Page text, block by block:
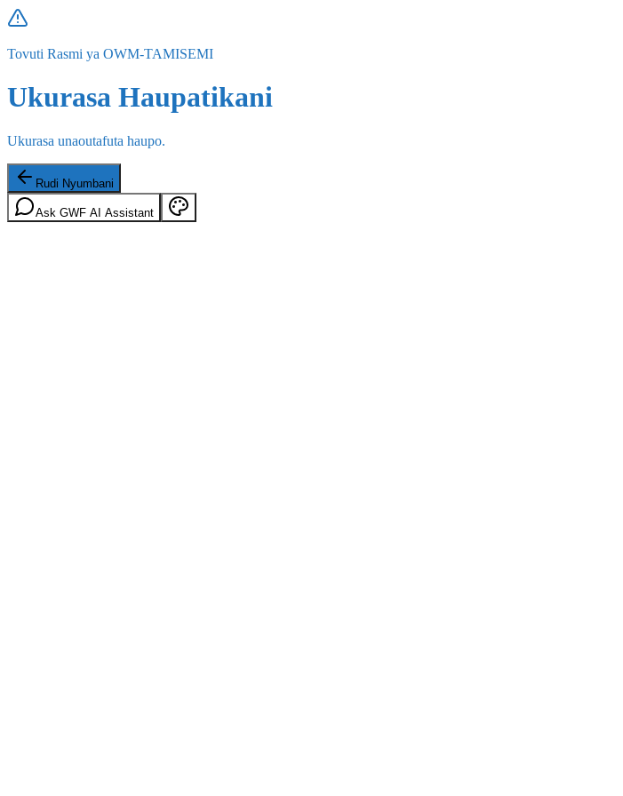
Tovuti Rasmi ya OWM-TAMISEMI
Ukurasa Haupatikani
Ukurasa unaoutafuta haupo.
Rudi Nyumbani
Ask GWF AI Assistant